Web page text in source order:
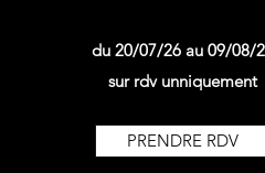
du 20/07/26 au 09/08/
sur rdv unniquement
PRENDRE RDV